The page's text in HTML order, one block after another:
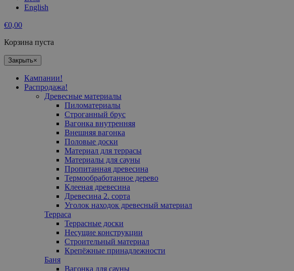
English
€0,00
Корзина пуста
Закрыть×
Кампании!
Распродажа!
Древесные материалы
Пиломатериалы
Cтроганный брус
Вагонка внутренняя
Внешняя вагонка
Половые доски
Материал для террасы
Mатериалы для сауны
Пропитанная древесина
Термообработанное дерево
Клееная древесина
Древесина 2. сорта
Уголок находок древесный материал
Терраса
Террасные доски
Несущие конструкции
Строительный материал
Крепёжные принадлежности
Баня
Вагонка для сауны